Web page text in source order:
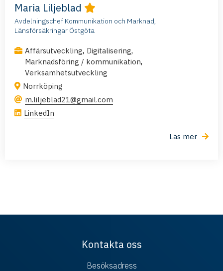
Maria Liljeblad
Avdelningschef Kommunikation och Marknad,
Länsförsäkringar Östgöta
Affärsutveckling, Digitalisering,
Marknadsföring / kommunikation,
Verksamhetsutveckling
Norrköping
m.liljeblad21@gmail.com
LinkedIn
Läs mer
Kontakta oss
Besöksadress